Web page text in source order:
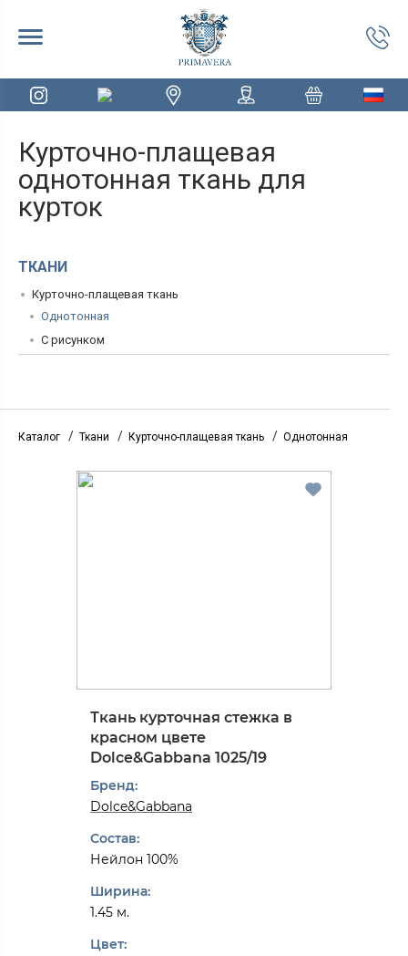
Курточно-плащевая
однотонная ткань для
курток
ТКАНИ
Курточно-плащевая ткань
Однотонная
С рисунком
Каталог / Ткани / Курточно-плащевая ткань / Однотонная
Ткань курточная стежка в
красном цвете
Dolce&Gabbana 1025/19
Бренд:
Dolce&Gabbana
Состав:
Нейлон 100%
Ширина:
1.45 м.
Цвет: